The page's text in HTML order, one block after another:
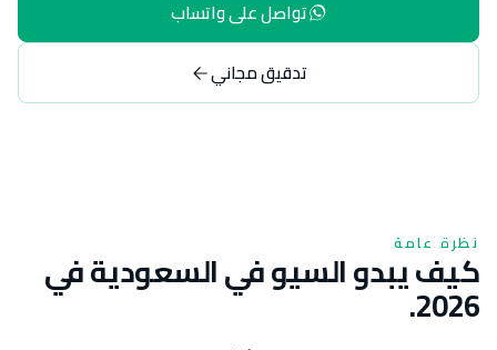
تواصل على واتساب
تدقيق مجاني
نظرة عامة
كيف يبدو السيو في السعودية في
2026.